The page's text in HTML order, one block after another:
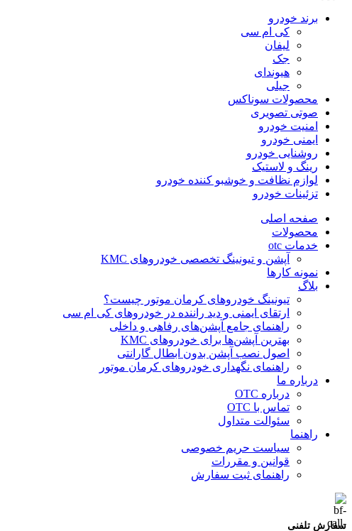
برند خودرو
کی ام سی
لیفان
جک
هیوندای
جیلی
محصولات سوناکس
صوتی تصویری
امنیت خودرو
ایمنی خودرو
روشنایی خودرو
رینگ و لاستیک
لوازم نظافت و خوشبو کننده خودرو
تزئینات خودرو
صفحه اصلی
محصولات
خدمات otc
آپشن و تیونینگ تخصصی خودروهای KMC
نمونه کارها
بلاگ
تیونینگ خودروهای کرمان موتور چیست؟
ارتقای ایمنی و دید راننده در خودروهای کی ام سی
راهنمای جامع آپشن‌های رفاهی و داخلی
بهترین آپشن‌ها برای خودروهای KMC
اصول نصب آپشن بدون ابطال گارانتی
راهنمای نگهداری خودروهای کرمان موتور
درباره ما
درباره OTC
تماس با OTC
سئوالت متداول
راهنما
سیاست حریم خصوصی
قوانین و مقررات
راهنمای ثبت سفارش
سفارش تلفنی